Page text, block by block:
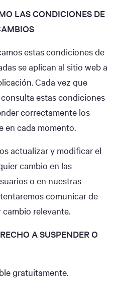
LAS CONDICIONES DE
estas condiciones de
se aplican al sitio web a
Cada vez que
estas condiciones
correctamente los
en cada momento.
actualizar y modificar el
cambio en las
o en nuestras
comunicar de
relevante.
A SUSPENDER O
gratuitamente.